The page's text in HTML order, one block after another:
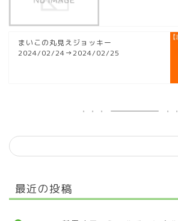
まいこの丸見えジョッキー
2024/02/24→2024/02/25
最近の投稿